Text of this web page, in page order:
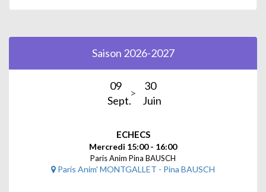
Saison 2026-2027
09
Sept.
30
Juin
ECHECS
Mercredi 15:00 - 16:00
Paris Anim Pina BAUSCH
Paris Anim' MONTGALLET - Pina BAUSCH